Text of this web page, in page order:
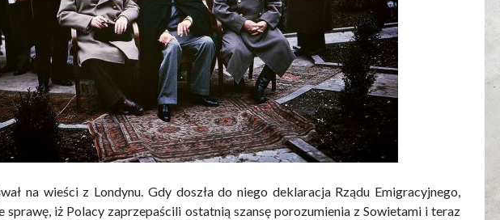
na wieści z Londynu. Gdy doszła do niego deklaracja Rządu Emigracyjnego,
sprawę, iż Polacy zaprzepaścili ostatnią szansę porozumienia z Sowietami i teraz